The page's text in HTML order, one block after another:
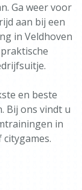
Ga weer voor
aan bij een
in Veldhoven
en beste
Bij ons vindt u
in